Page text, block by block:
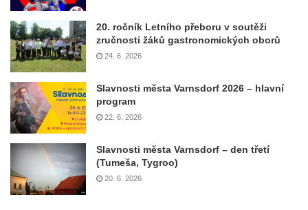
20. ročník Letního přeboru v soutěži
zručnosti žáků gastronomických oborů
24. 6. 2026
Slavnosti města Varnsdorf 2026 – hlavní
program
22. 6. 2026
Slavnosti města Varnsdorf – den třetí
(Tumeša, Tygroo)
20. 6. 2026